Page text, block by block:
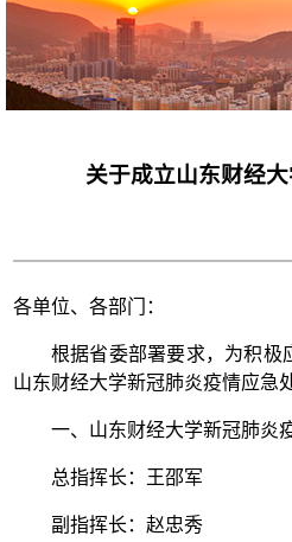
关于成立山东财经
各单位、各部门：
根据省委部署要求，为积极
山东财经大学新冠肺炎疫情应急
一、山东财经大学新冠肺炎
总指挥长：王邵军
副指挥长：赵忠秀